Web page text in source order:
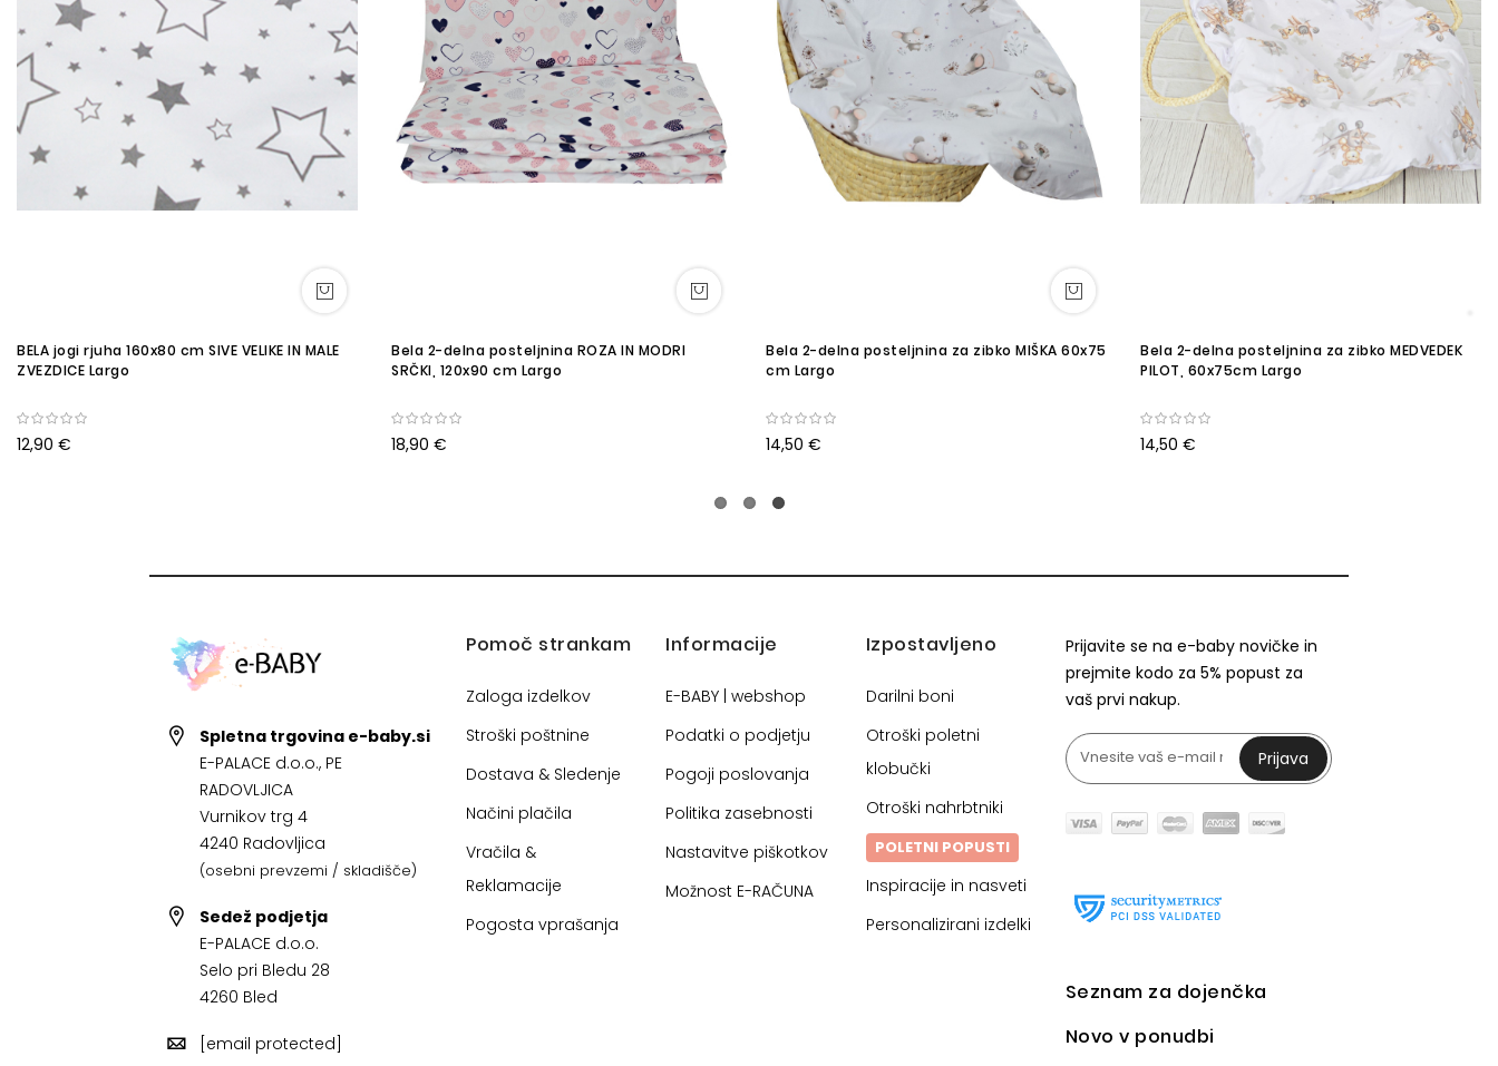
BELA jogi rjuha 160x80 cm SIVE VELIKE IN MALE
ZVEZDICE Largo
12,90 €
Bela 2-delna posteljnina ROZA IN MODRI
SRČKI, 120x90 cm Largo
18,90 €
Bela 2-delna posteljnina za zibko MIŠKA 60x75
cm Largo
14,50 €
Bela 2-delna posteljnina za zibko MEDVEDEK
PILOT, 60x75cm Largo
14,50 €
Spletna trgovina e-baby.si
E-PALACE d.o.o., PE
RADOVLJICA
Vurnikov trg 4
4240 Radovljica
(osebni prevzemi / skladišče)
Sedež podjetja
E-PALACE d.o.o.
Selo pri Bledu 28
4260 Bled
[email protected]
Pomoč strankam
Zaloga izdelkov
Stroški poštnine
Dostava & Sledenje
Načini plačila
Vračila &
Reklamacije
Pogosta vprašanja
Informacije
E-BABY | webshop
Podatki o podjetju
Pogoji poslovanja
Politika zasebnosti
Nastavitve piškotkov
Možnost E-RAČUNA
Izpostavljeno
Darilni boni
Otroški poletni
klobučki
Otroški nahrbtniki
POLETNI POPUSTI
Inspiracije in nasveti
Personalizirani izdelki
Prijavite se na e-baby novičke in
prejmite kodo za 5% popust za
vaš prvi nakup.
Prijava
Seznam za dojenčka
Novo v ponudbi